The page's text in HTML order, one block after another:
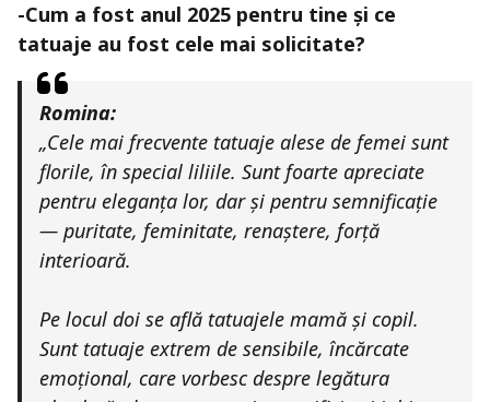
-Cum a fost anul 2025 pentru tine și ce
tatuaje au fost cele mai solicitate?
Romina:
„Cele mai frecvente tatuaje alese de femei sunt
florile, în special liliile. Sunt foarte apreciate
pentru eleganța lor, dar și pentru semnificație
— puritate, feminitate, renaștere, forță
interioară.
Pe locul doi se află tatuajele mamă și copil.
Sunt tatuaje extrem de sensibile, încărcate
emoțional, care vorbesc despre legătura